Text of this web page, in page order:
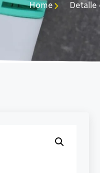
Home